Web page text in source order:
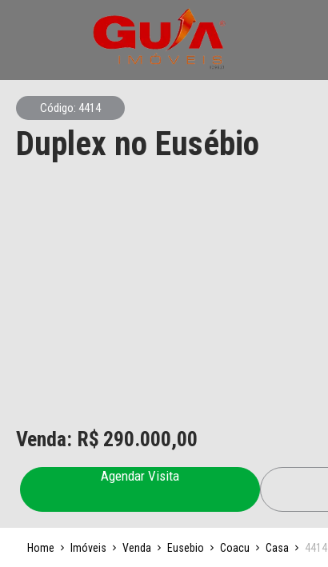
Código: 4414
Duplex no Eusébio
Venda: R$ 290.000,00
Agendar Visita
Home Imóveis Venda Eusebio Coacu Casa 4414